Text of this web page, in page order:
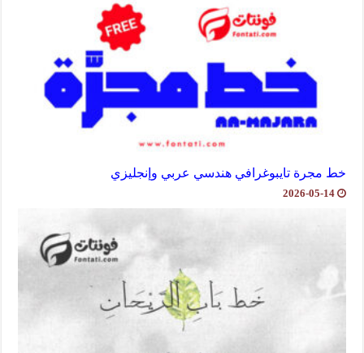
خط مجرة تايبوغرافي هندسي عربي وإنجليزي
2026-05-14